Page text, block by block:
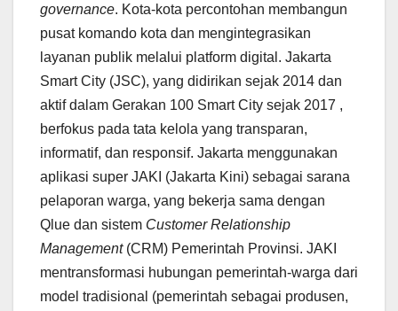
governance. Kota-kota percontohan membangun
pusat komando kota dan mengintegrasikan
layanan publik melalui platform digital. Jakarta
Smart City (JSC), yang didirikan sejak 2014 dan
aktif dalam Gerakan 100 Smart City sejak 2017 ,
berfokus pada tata kelola yang transparan,
informatif, dan responsif. Jakarta menggunakan
aplikasi super JAKI (Jakarta Kini) sebagai sarana
pelaporan warga, yang bekerja sama dengan
Qlue dan sistem Customer Relationship
Management(CRM) Pemerintah Provinsi. JAKI
mentransformasi hubungan pemerintah-warga dari
model tradisional (pemerintah sebagai produsen,